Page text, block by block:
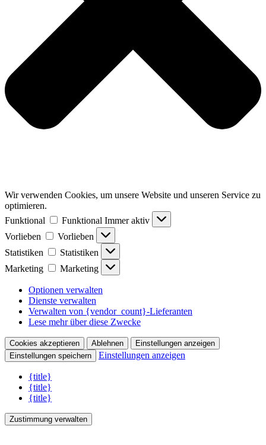
Wir verwenden Cookies, um unsere Website und unseren Service zu
optimieren.
Funktional
Funktional Immer aktiv
Vorlieben
Vorlieben
Statistiken
Statistiken
Marketing
Marketing
Optionen verwalten
Dienste verwalten
Verwalten von {vendor_count}-Lieferanten
Lese mehr über diese Zwecke
Cookies akzeptieren Ablehnen
Einstellungen anzeigen
Einstellungen speichern
Einstellungen anzeigen
{title}
{title}
{title}
Zustimmung verwalten